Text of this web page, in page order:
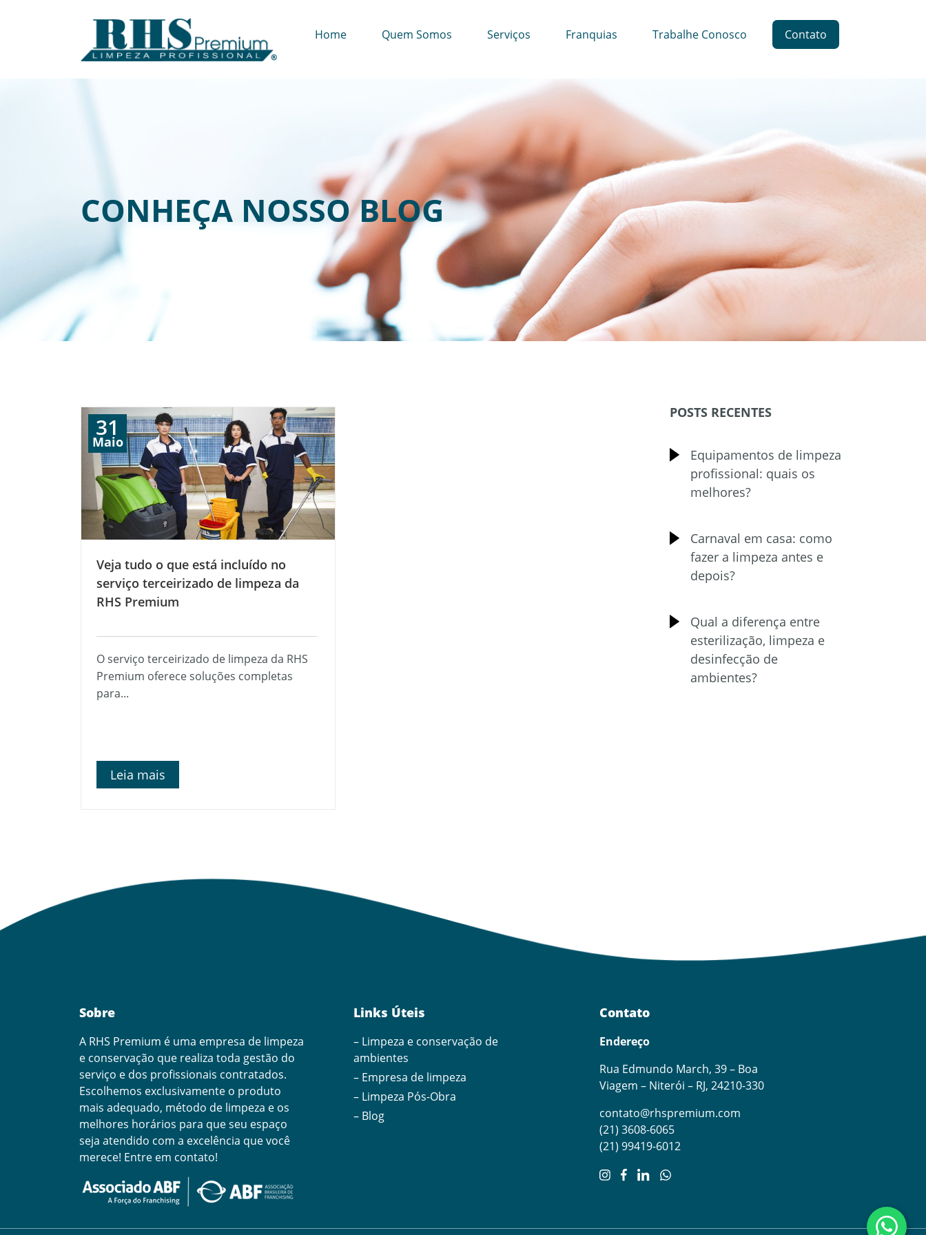
Home Quem Somos Serviços Franquias Trabalhe Conosco Contato
CONHEÇA NOSSO BLOG
31
Maio
Veja tudo o que está incluído no
serviço terceirizado de limpeza da
RHS Premium
O serviço terceirizado de limpeza da RHS
Premium oferece soluções completas
para...
Leia mais
POSTS RECENTES
Equipamentos de limpeza
profissional: quais os
melhores?
Carnaval em casa: como
fazer a limpeza antes e
depois?
Qual a diferença entre
esterilização, limpeza e
desinfecção de
ambientes?
Sobre
A RHS Premium é uma empresa de limpeza
e conservação que realiza toda gestão do
serviço e dos profissionais contratados.
Escolhemos exclusivamente o produto
mais adequado, método de limpeza e os
melhores horários para que seu espaço
seja atendido com a excelência que você
merece! Entre em contato!
Links Úteis
– Limpeza e conservação de
ambientes
– Empresa de limpeza
– Limpeza Pós-Obra
– Blog
Contato
Endereço
Rua Edmundo March, 39 – Boa
Viagem – Niterói – RJ, 24210-330
contato@rhspremium.com
(21) 3608-6065
(21) 99419-6012